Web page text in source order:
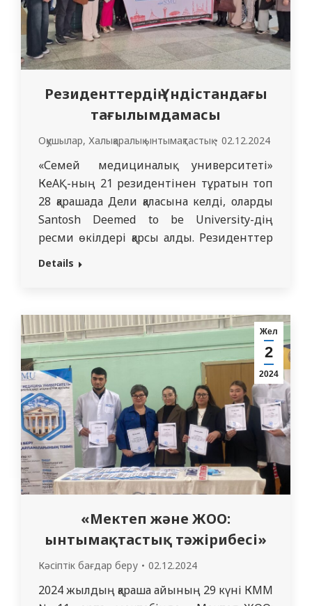
Резиденттердің Үндістандағы
тағылымдамасы
Оқушылар, Халықаралық ынтымақтастық 02.12.2024
«Семей медициналық университеті»
КеАҚ-ның 21 резидентінен тұратын топ
28 қарашада Дели қаласына келді, оларды
Santosh Deemed to be University-дің
ресми өкілдері қарсы алды. Резиденттер
2024 жылдың 28 қарашасы мен 13
кезінде резиденттер пациенттерді
аралауға қатысады және үнділік
әріптестерінің тәжірибесін зерттей
отырып, өз мамандығы бойынша
пациенттерге медициналық көмек…
Details
Жел
2
2024
«Мектеп және ЖОО:
ынтымақтастық тәжірибесі»
Кәсіптік бағдар беру 02.12.2024
2024 жылдың қараша айының 29 күні КММ